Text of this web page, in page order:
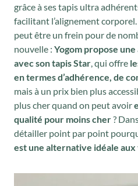
grâce à ses tapis ultra
facilitant l’alignement
peut être un frein pour de
nouvelle : Yogom propose
avec son tapis Star , qui offre
en termes d’adhérence, de
mais à un prix bien plus
plus cher quand on peut avoir
qualité pour moins cher?
détailler point par point
est une alternative idéale